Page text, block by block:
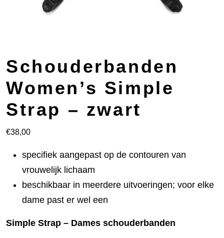
Schouderbanden
Women’s Simple
Strap – zwart
€38,00
specifiek aangepast op de contouren van
vrouwelijk lichaam
beschikbaar in meerdere uitvoeringen; voor elke
dame past er wel een
Simple Strap – Dames schouderbanden